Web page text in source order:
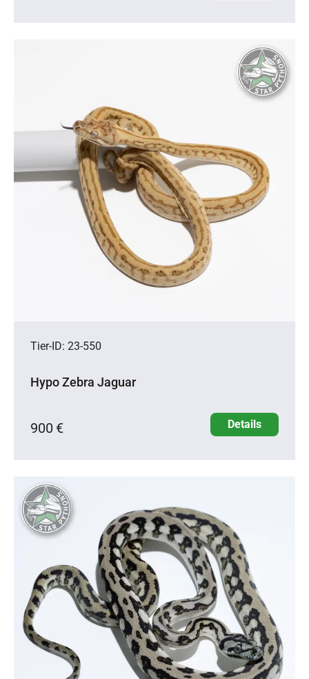
Tier-ID: 23-550
Hypo Zebra Jaguar
900 € Details